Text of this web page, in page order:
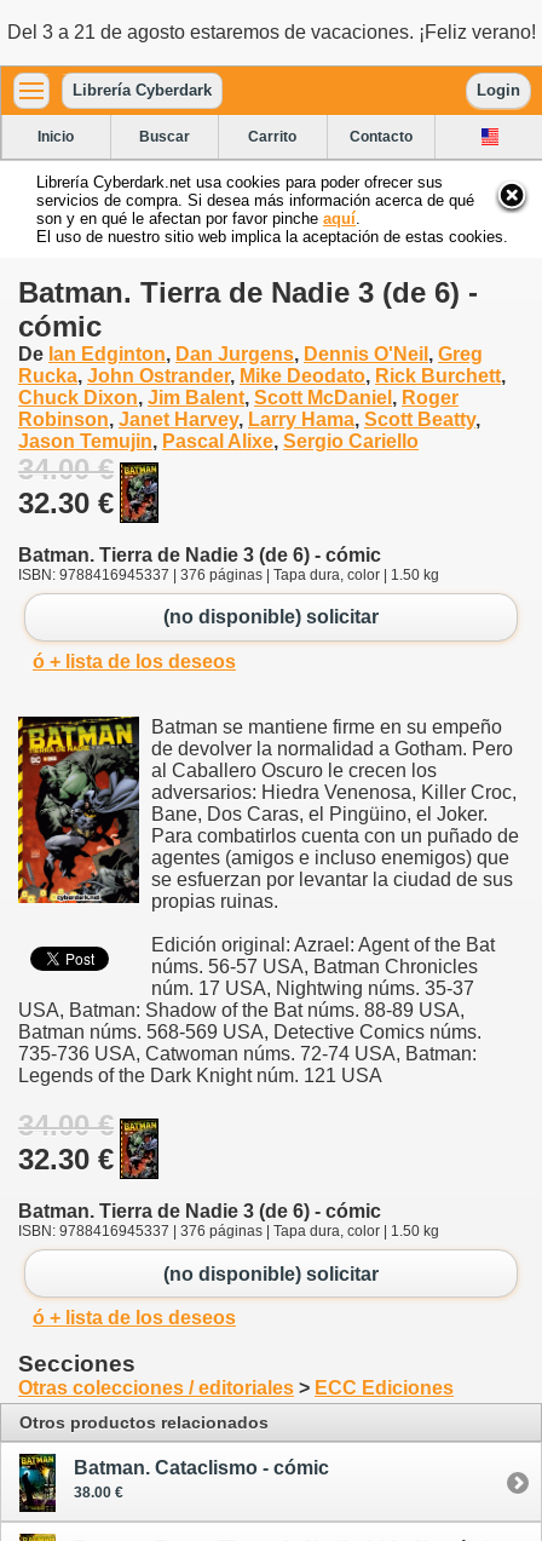
Del 3 a 21 de agosto estaremos de vacaciones. ¡Feliz verano!
Librería Cyberdark Login
Inicio Buscar Carrito Contacto
Librería Cyberdark.net usa cookies para poder ofrecer sus
servicios de compra. Si desea más información acerca de qué
son y en qué le afectan por favor pinche aquí
El uso de nuestro sitio web implica la aceptación de estas cookies.
Batman. Tierra de Nadie 3 (de 6) -
cómic
De Ian Edginton, Dan Jurgens, Dennis O'Neil , Greg
Rucka, John Ostrander, Mike Deodato, Rick Burchett,
Chuck Dixon, Jim Balent, Scott McDaniel , Roger
Robinson, Janet Harvey, Larry Hama, Scott Beatty,
Jason Temujin, Pascal Alixe, Sergio Cariello
34.00 €
32.30 €
Batman. Tierra de Nadie 3 (de 6) - cómic
ISBN: 9788416945337 | 376 páginas | Tapa dura, color | 1.50 kg
(no disponible) solicitar
ó + lista de los deseos
Batman se mantiene firme en su empeño
de devolver la normalidad a Gotham. Pero
al Caballero Oscuro le crecen los
adversarios: Hiedra Venenosa, Killer Croc,
Bane, Dos Caras, el Pingüino, el Joker.
Para combatirlos cuenta con un puñado de
agentes (amigos e incluso enemigos) que
se esfuerzan por levantar la ciudad de sus
propias ruinas.
Edición original: Azrael: Agent of the Bat
núms. 56-57 USA, Batman Chronicles
núm. 17 USA, Nightwing núms. 35-37
USA, Batman: Shadow of the Bat núms. 88-89 USA,
Batman núms. 568-569 USA, Detective Comics núms.
735-736 USA, Catwoman núms. 72-74 USA, Batman:
Legends of the Dark Knight núm. 121 USA
34.00 €
32.30 €
Batman. Tierra de Nadie 3 (de 6) - cómic
ISBN: 9788416945337 | 376 páginas | Tapa dura, color | 1.50 kg
(no disponible) solicitar
ó + lista de los deseos
Secciones
Otras colecciones / editoriales > ECC Ediciones
Otros productos relacionados
Batman. Cataclismo - cómic
38.00 €